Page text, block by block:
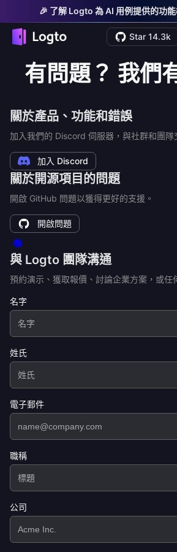
🎉 了解 Logto 為 AI 用例提供的功能
Star 14.3k
有問題？ 我們
關於產品、功能和錯誤
加入我們的 Discord 伺服器，與社群和團隊
加入 Discord
關於開源項目的問題
開啟 GitHub 問題以獲得更好的支援。
開啟問題
與 Logto 團隊溝通
預約演示、獲取報價、討論企業方案，或任
名字
姓氏
電子郵件
職稱
公司